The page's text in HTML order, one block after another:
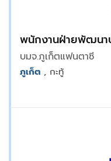
พนักงานฝ่ายพัฒนา
บมจ.ภูเก็ตแฟนตาซี
ภูเก็ต , กะทู้